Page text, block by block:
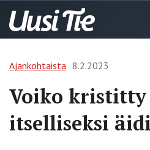
Ajankohtaista 8.2.2023
Voiko
itselliseksi